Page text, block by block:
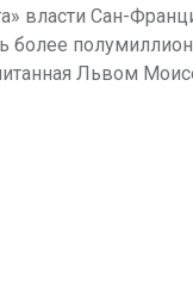
власти Сан-
Львом